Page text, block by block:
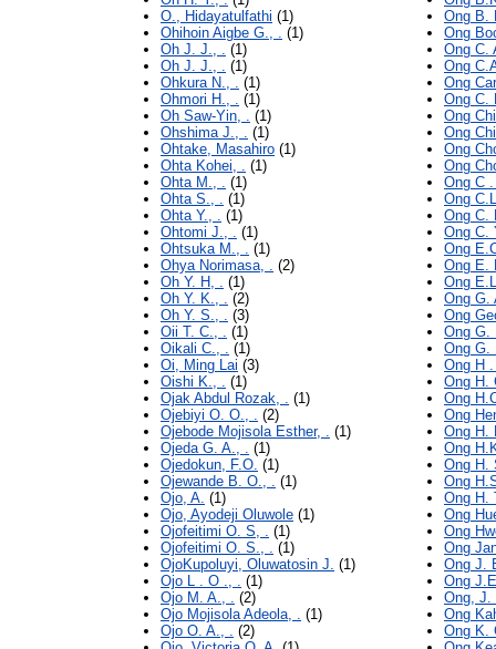
O., Hidayatulfathi (1)
Ohihoin Aigbe G., . (1)
Oh J. J., . (1)
Oh J. J., . (1)
Ohkura N., . (1)
Ohmori H., . (1)
Oh Saw-Yin, . (1)
Ohshima J., . (1)
Ohtake, Masahiro (1)
Ohta Kohei, . (1)
Ohta M., . (1)
Ohta S., . (1)
Ohta Y., . (1)
Ohtomi J., . (1)
Ohtsuka M., . (1)
Ohya Norimasa, . (2)
Oh Y. H, . (1)
Oh Y. K., . (2)
Oh Y. S., . (3)
Oii T. C., . (1)
Oikali C., . (1)
Oi, Ming Lai (3)
Oishi K., . (1)
Ojak Abdul Rozak, . (1)
Ojebiyi O. O., . (2)
Ojebode Mojisola Esther, . (1)
Ojeda G. A., . (1)
Ojedokun, F.O. (1)
Ojewande B. O., . (1)
Ojo, A. (1)
Ojo, Ayodeji Oluwole (1)
Ojofeitimi O. S, . (1)
Ojofeitimi O. S., . (1)
OjoKupoluyi, Oluwatosin J. (1)
Ojo L . O ., . (1)
Ojo M. A., . (2)
Ojo Mojisola Adeola, . (1)
Ojo O. A., . (2)
Ong B.
Ong
Ong C.
Ong
Ong
Ong C.
Ong
Ong
Ong
Ong
Ong C
Ong
Ong C.
Ong C.
Ong
Ong E.
Ong
Ong G.
Ong
Ong G.
Ong G.
Ong H
Ong H.
Ong
Ong
Ong H.
Ong
Ong H.
Ong
Ong H.
Ong
Ong
Ong
Ong J.
Ong
Ong, J.
Ong
Ong K.